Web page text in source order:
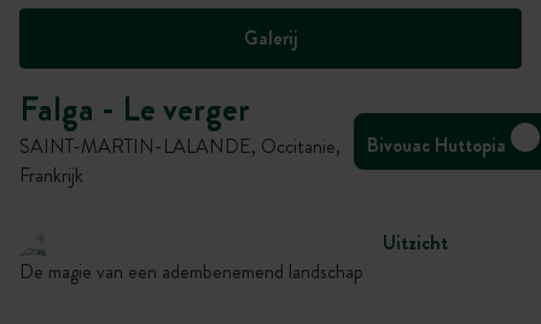
Galerij
Falga - Le verger
SAINT-MARTIN-LALANDE, Occitanie,
Frankrijk
Bivouac Huttopia
Uitzicht
De magie van een adembenemend landschap